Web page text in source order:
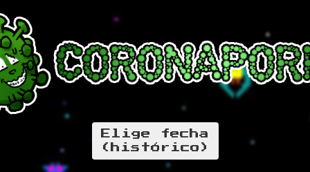
Elige fecha
(histórico)